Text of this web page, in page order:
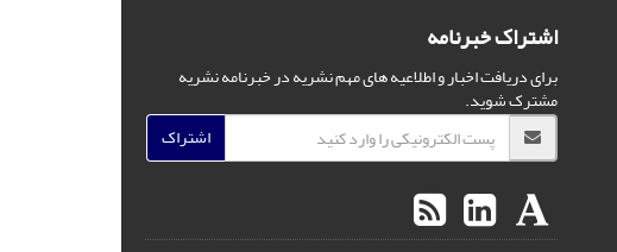
اشتراک خبرنامه
برای دریافت اخبار و اطلاعیه های مهم نشریه در خبرنامه نشریه
مشترک شوید.
اشتراک